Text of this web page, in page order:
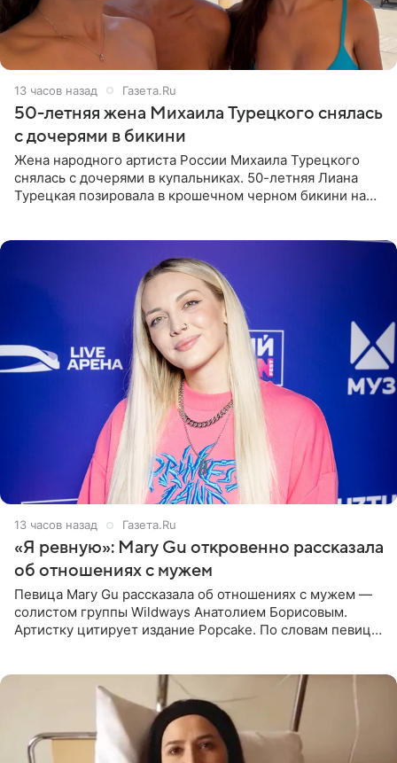
13 часов назад Газета.Ru
50-летняя жена Михаила Турецкого снялась
с дочерями в бикини
Жена народного артиста России Михаила Турецкого
снялась с дочерями в купальниках. 50-летняя Лиана
Турецкая позировала в крошечном черном бикини на
13 часов назад Газета.Ru
«Я ревную»: Mary Gu откровенно рассказала
об отношениях с мужем
Певица Mary Gu рассказала об отношениях с мужем —
солистом группы Wildways Анатолием Борисовым.
Артистку цитирует издание Popcake. По словам певицы,